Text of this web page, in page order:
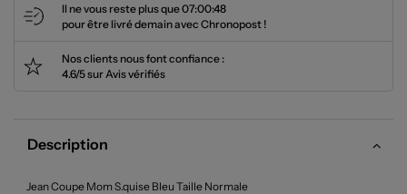
Il ne vous reste plus que07:00:47
pour être livré demain avec Chronopost !
Nos clients nous font confiance :
4.6/5 sur Avis vérifiés
Description
Jean Coupe Mom S.quise Bleu Taille Normale